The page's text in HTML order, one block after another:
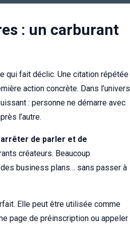
: un carburant
qui fait déclic. Une citation répétée
action concrète. Dans l’univers
: personne ne démarre avec
l’autre.
de parler et de
créateurs. Beaucoup
business plans… sans passer à
Elle peut être utilisée comme
page de préinscription ou appeler